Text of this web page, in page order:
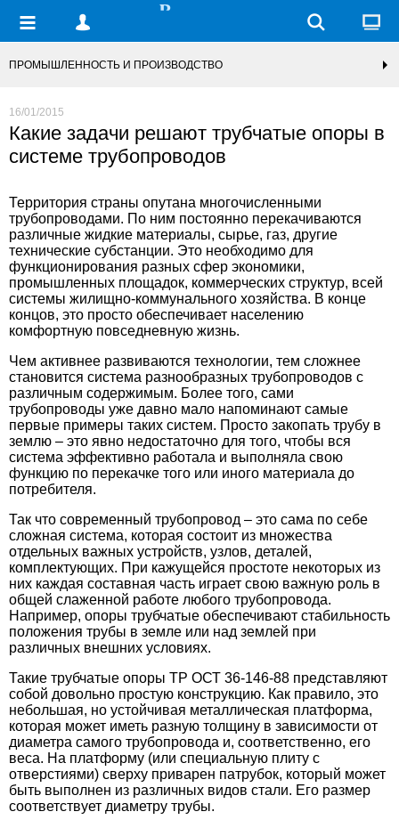
ПРОМЫШЛЕННОСТЬ И ПРОИЗВОДСТВО
16/01/2015
Какие задачи решают трубчатые опоры в
системе трубопроводов
Территория страны опутана многочисленными
трубопроводами. По ним постоянно перекачиваются
различные жидкие материалы, сырье, газ, другие
технические субстанции. Это необходимо для
функционирования разных сфер экономики,
промышленных площадок, коммерческих структур, всей
системы жилищно-коммунального хозяйства. В конце
концов, это просто обеспечивает населению
комфортную повседневную жизнь.
Чем активнее развиваются технологии, тем сложнее
становится система разнообразных трубопроводов с
различным содержимым. Более того, сами
трубопроводы уже давно мало напоминают самые
первые примеры таких систем. Просто закопать трубу в
землю – это явно недостаточно для того, чтобы вся
система эффективно работала и выполняла свою
функцию по перекачке того или иного материала до
потребителя.
Так что современный трубопровод – это сама по себе
сложная система, которая состоит из множества
отдельных важных устройств, узлов, деталей,
комплектующих. При кажущейся простоте некоторых из
них каждая составная часть играет свою важную роль в
общей слаженной работе любого трубопровода.
Например, опоры трубчатые обеспечивают стабильность
положения трубы в земле или над землей при
различных внешних условиях.
Такие трубчатые опоры ТР ОСТ 36-146-88 представляют
собой довольно простую конструкцию. Как правило, это
небольшая, но устойчивая металлическая платформа,
которая может иметь разную толщину в зависимости от
диаметра самого трубопровода и, соответственно, его
веса. На платформу (или специальную плиту с
отверстиями) сверху приварен патрубок, который может
быть выполнен из различных видов стали. Его размер
соответствует диаметру трубы.